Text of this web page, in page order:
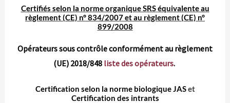
Certifiés selon la norme organique SRSéquivalente au
règlement (CE) n° 834/2007 et au règlement (CE) n°
899/2008
Opérateurs sous contrôle conformément au règlement
(UE) 2018/848 liste des opérateurs.
Certification selon la norme biologique JASet
Certification des intrants